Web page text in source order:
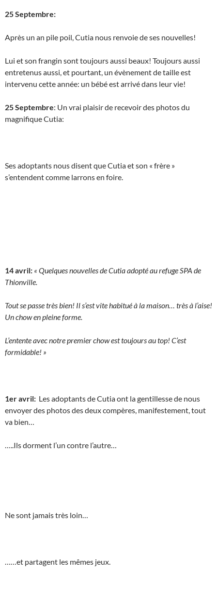
25 Septembre:
Après un an pile poil, Cutia nous renvoie de ses nouvelles!
Lui et son frangin sont toujours aussi beaux! Toujours aussi
entretenus aussi, et pourtant, un évènement de taille est
intervenu cette année: un bébé est arrivé dans leur vie!
25 Septembre: Un vrai plaisir de recevoir des photos du
magnifique Cutia:
Ses adoptants nous disent que Cutia et son « frère »
s’entendent comme larrons en foire.
14 avril: « Quelques nouvelles de Cutia adopté au refuge SPA de
Thionville.
Tout se passe très bien! Il s’est vite habitué à la maison… très à l’aise!
Un chow en pleine forme.
L’entente avec notre premier chow est toujours au top! C’est
formidable! »
1er avril: Les adoptants de Cutia ont la gentillesse de nous
envoyer des photos des deux compères, manifestement, tout
va bien…
…..Ils dorment l’un contre l’autre…
Ne sont jamais très loin…
……et partagent les mêmes jeux.